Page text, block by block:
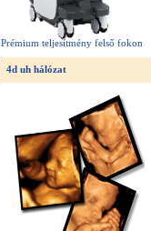
Prémium teljesítmény felső fokon
4d uh hálózat